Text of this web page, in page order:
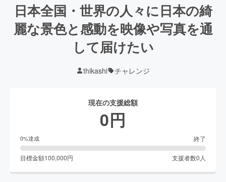
日本全国・世界の人々に日本の綺
麗な景色と感動を映像や写真を通
して届けたい
thikashi チャレンジ
現在の支援総額
0円
0%達成 終了
目標金額100,000円 支援者数0 人